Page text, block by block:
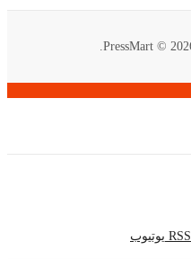
PressMart ©
RSS یوتیوب